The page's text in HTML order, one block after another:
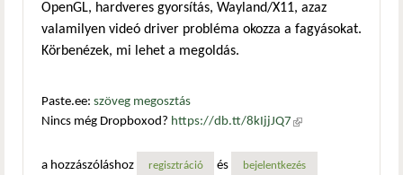
OpenGL, hardveres gyorsítás, Wayland/X11, azaz
valamilyen videó driver probléma okozza a fagyásokat.
Körbenézek, mi lehet a megoldás.
Paste.ee: szöveg megosztás
Nincs még Dropboxod? https://db.tt/8kIjjJQ7 (külső
a hozzászóláshoz
regisztráció és bejelentkezés